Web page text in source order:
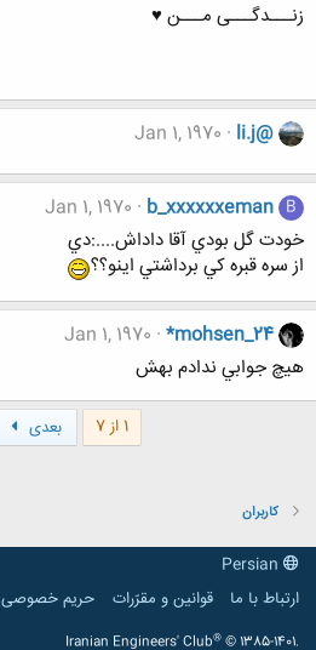
زنـــدگـــی مـــن ♥
li.j@
Jan 1, 1970
B
b_xxxxxxeman
Jan 1, 1970
خودت گل بودي آقا داداش....:دي
از سره قبره كي برداشتي اينو؟؟
*mohsen_24
Jan 1, 1970
هيچ جوابي ندادم بهش
1 از 7 بعدی
کاربران
ارتباط با ما
قوانین و مقرّرات حریم خصوصی
Iranian Engineers' Club® © 1385-1401.